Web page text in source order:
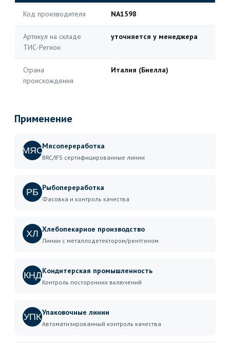
Код производителя NA1598
Артикул на складе
ТИС-Регион
уточняется у менеджера
Страна
происхождения
Италия (Биелла)
Применение
МЯСМясопереработка
BRC/IFS сертифицированные линии
РБ Рыбопереработка
Фасовка и контроль качества
ХЛ Хлебопекарное производство
Линии с металлодетектором/рентгеном
КНДКондитерская промышленность
Контроль посторонних включений
УПКУпаковочные линии
Автоматизированный контроль качества